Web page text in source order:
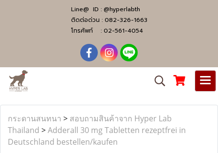
Line@ ID : @hyperlabth
ติดต่อด่วน : 082-326-1663
โทรศัพท์ : 02-561-4054
กระดานสนทนา > สอบถามสินค้าจาก Hyper Lab
Thailand >Adderall 30 mg Tabletten rezeptfrei in
Deutschland bestellen/kaufen